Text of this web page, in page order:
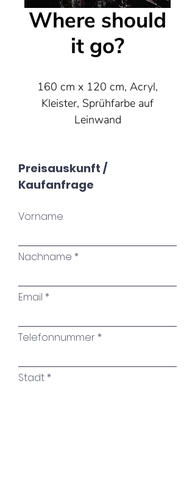
Where should
it go?
160 cm x 120 cm, Acryl,
Kleister, Sprühfarbe auf
Leinwand
Preisauskunft /
Kaufanfrage
Vorname
Nachname
Email
Telefonnummer
Stadt